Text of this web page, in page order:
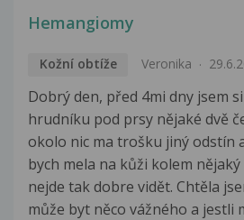
Hemangiomy
Kožní obtíže Veronika
Dobrý den, před 4mi dny jsem
hrudníku pod prsy nějaké dvě
okolo nic ma trošku jiný odstín
bych mela na kůži kolem
nejde tak dobre vidět. Chtěla
může byt něco vážného a jestli